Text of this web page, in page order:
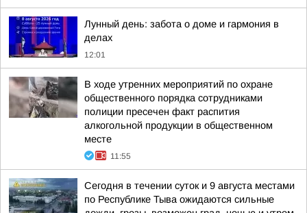
Лунный день: забота о доме и гармония в
делах
12:01
В ходе утренних мероприятий по охране
общественного порядка сотрудниками
полиции пресечен факт распития
алкогольной продукции в общественном
месте
11:55
Сегодня в течении суток и 9 августа местами
по Республике Тыва ожидаются сильные